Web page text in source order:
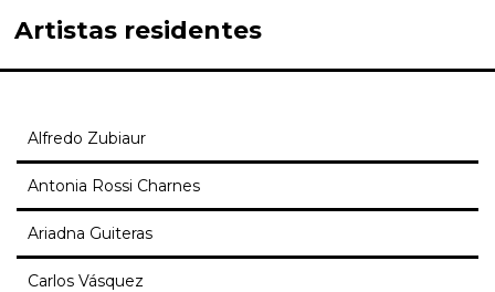
Artistas residentes
Alfredo Zubiaur
Antonia Rossi Charnes
Ariadna Guiteras
Carlos Vásquez